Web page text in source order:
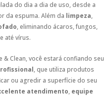
do dia a dia de uso, desde a
da espuma. Além da limpeza,
, eliminando ácaros, fungos,
até vírus.
Clean, você estará confiando seu
, que utiliza produtos
ou agredir a superfície do seu
atendimento, equipe